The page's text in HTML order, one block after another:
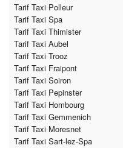
Tarif Taxi Polleur
Tarif Taxi Spa
Tarif Taxi Thimister
Tarif Taxi Aubel
Tarif Taxi Trooz
Tarif Taxi Fraipont
Tarif Taxi Soiron
Tarif Taxi Pepinster
Tarif Taxi Hombourg
Tarif Taxi Gemmenich
Tarif Taxi Moresnet
Tarif Taxi Sart-lez-Spa